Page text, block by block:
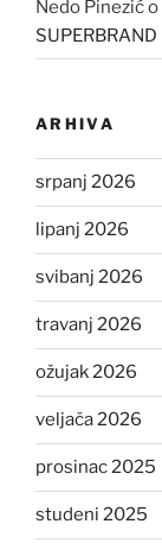
Nedo Pinezićo
SUPERBRAND
ARHIVA
srpanj 2026
lipanj 2026
svibanj 2026
travanj 2026
ožujak 2026
veljača 2026
prosinac 2025
studeni 2025